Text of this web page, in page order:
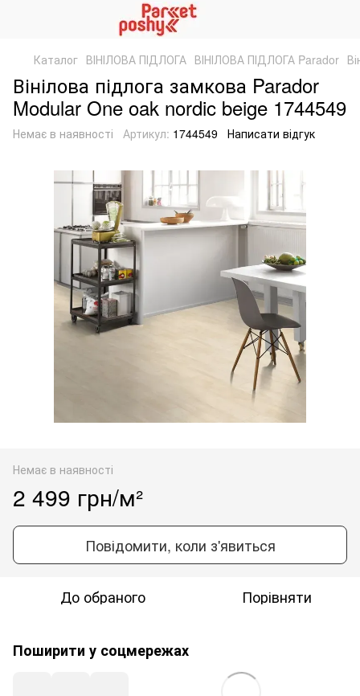
Каталог ВІНІЛОВА ПІДЛОГА ВІНІЛОВА ПІДЛОГА Parador
Вінілова підлога замкова Parador
Modular One oak nordic beige 1744549
Немає в наявності Артикул: 1744549 Написати відгук
Немає в наявності
2 499 грн/м²
Повідомити, коли з'явиться
До обраного Порівняти
Поширити у соцмережах